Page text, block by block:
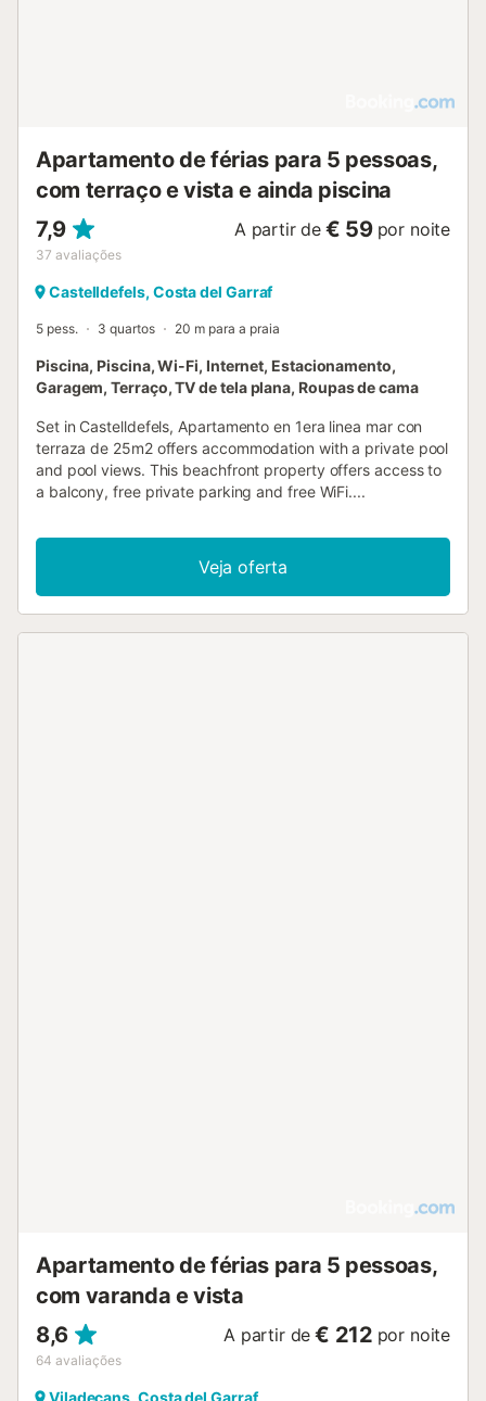
Apartamento de férias para 5 pessoas,
com terraço e vista e ainda piscina
7,9
37 avaliações
A partir de € 59 por noite
Castelldefels, Costa del Garraf
5 pess. 3 quartos 20 m para a praia
Piscina, Piscina, Wi-Fi, Internet, Estacionamento,
Garagem, Terraço, TV de tela plana, Roupas de cama
Set in Castelldefels, Apartamento en 1era linea mar con
terraza de 25m2 offers accommodation with a private pool
and pool views. This beachfront property offers access to
a balcony, free private parking and free WiFi....
Veja oferta
Apartamento de férias para 5 pessoas,
com varanda e vista
8,6
64 avaliações
A partir de € 212 por noite